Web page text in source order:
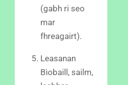
(gabh ri seo
mar
fhreagairt).
Leasanan
Bìobaill, sailm,